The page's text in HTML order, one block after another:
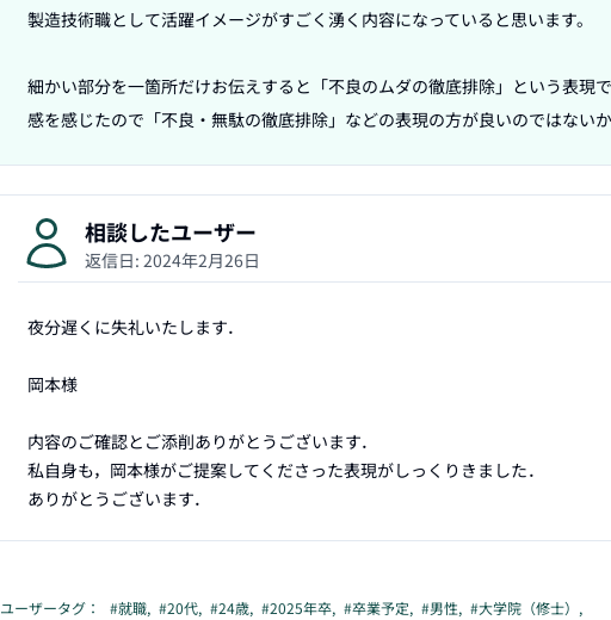
製造技術職として活躍イメージがすごく湧く内容になっていると思います。
細かい部分を一箇所だけお伝えすると「不良のムダの徹底排除」という表現
感を感じたので「不良・無駄の徹底排除」などの表現の方が良いのではない
相談したユーザー
返信日: 2024年2月26日
夜分遅くに失礼いたします．
岡本様
内容のご確認とご添削ありがとうございます．
私自身も，岡本様がご提案してくださった表現がしっくりきました．
ありがとうございます．
ユーザータグ： #就職, #20代, #24歳, #2025年卒, #卒業予定, #男性, #大学院（修士） ,